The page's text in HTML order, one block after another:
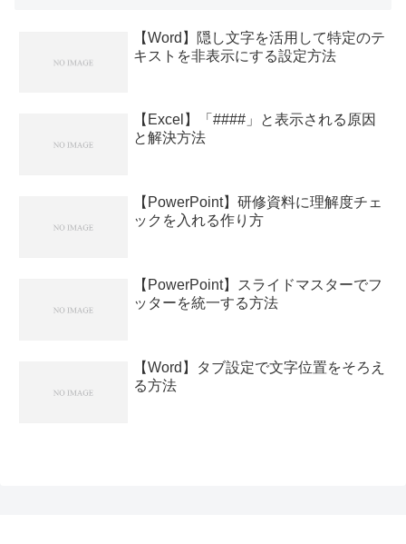
【Word】隠し文字を活用して特定のテ
キストを非表示にする設定方法
【Excel】「####」と表示される原因
と解決方法
【PowerPoint】研修資料に理解度チェ
ックを入れる作り方
【PowerPoint】スライドマスターでフ
ッターを統一する方法
【Word】タブ設定で文字位置をそろえ
る方法